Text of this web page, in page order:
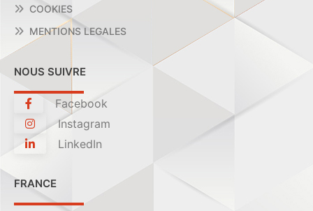
COOKIES
MENTIONS LEGALES
NOUS SUIVRE
Facebook
Instagram
LinkedIn
FRANCE